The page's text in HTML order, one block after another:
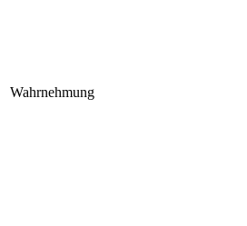
Wahrnehmung